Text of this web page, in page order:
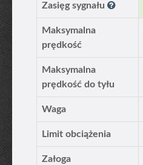
Zasięg sygnału
Maksymalna
prędkość
Maksymalna
prędkość do tyłu
Waga
Limit obciążenia
Załoga